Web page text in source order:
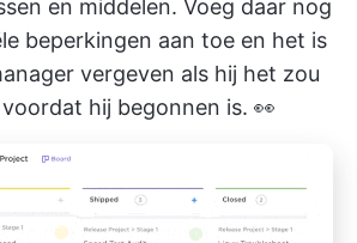
en middelen. Voeg daar nog
beperkingen aan toe en het is
vergeven als hij het zou
hij begonnen is. 👀